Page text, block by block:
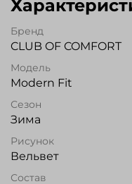
Бренд
CLUB OF COMFORT
Модель
Modern Fit
Сезон
Зима
Рисунок
Вельвет
Состав